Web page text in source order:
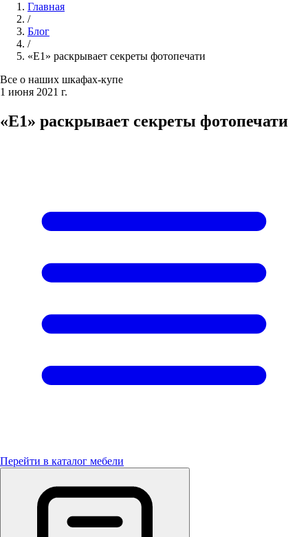
Главная
/
Блог
/
«Е1» раскрывает секреты фотопечати
Все о наших шкафах-купе
1 июня 2021 г.
«Е1» раскрывает секреты фотопечати
Перейти в каталог мебели